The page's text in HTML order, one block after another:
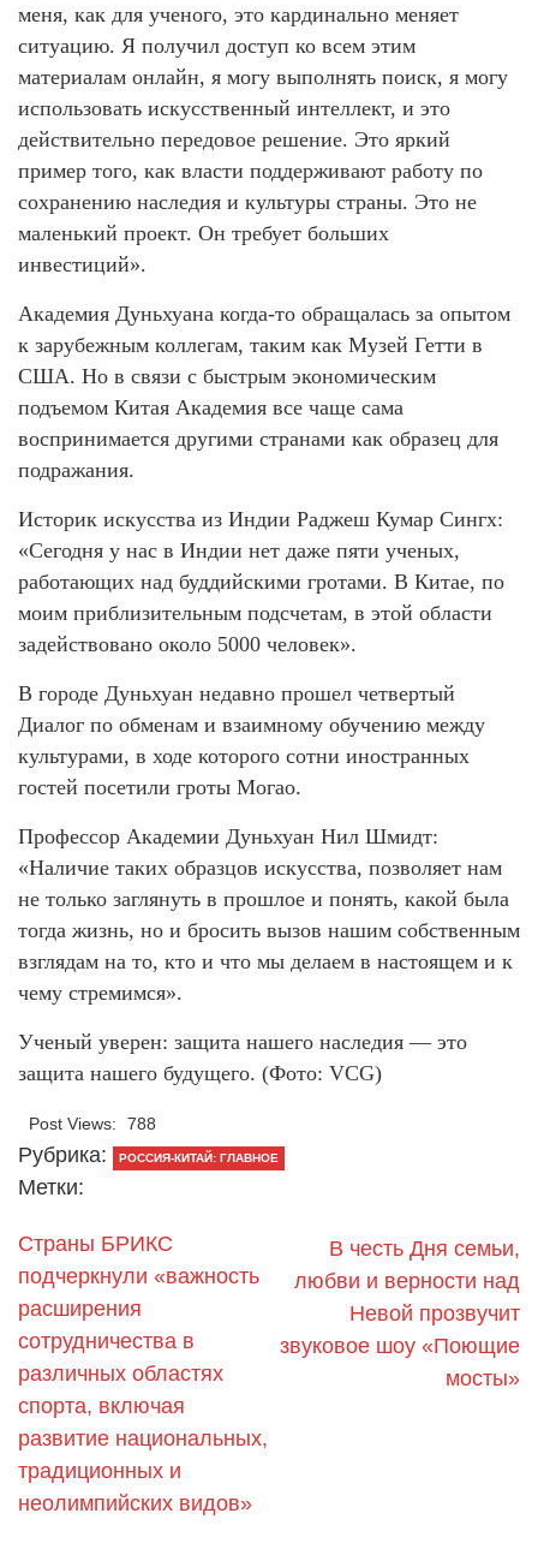
меня, как для ученого, это кардинально меняет
ситуацию. Я получил доступ ко всем этим
материалам онлайн, я могу выполнять поиск, я могу
использовать искусственный интеллект, и это
действительно передовое решение. Это яркий
пример того, как власти поддерживают работу по
сохранению наследия и культуры страны. Это не
маленький проект. Он требует больших
инвестиций».
Академия Дуньхуана когда-то обращалась за опытом
к зарубежным коллегам, таким как Музей Гетти в
США. Но в связи с быстрым экономическим
подъемом Китая Академия все чаще сама
воспринимается другими странами как образец для
подражания.
Историк искусства из Индии Раджеш Кумар Сингх:
«Сегодня у нас в Индии нет даже пяти ученых,
работающих над буддийскими гротами. В Китае, по
моим приблизительным подсчетам, в этой области
задействовано около 5000 человек».
В городе Дуньхуан недавно прошел четвертый
Диалог по обменам и взаимному обучению между
культурами, в ходе которого сотни иностранных
гостей посетили гроты Могао.
Профессор Академии Дуньхуан Нил Шмидт:
«Наличие таких образцов искусства, позволяет нам
не только заглянуть в прошлое и понять, какой была
тогда жизнь, но и бросить вызов нашим собственным
взглядам на то, кто и что мы делаем в настоящем и к
чему стремимся».
Ученый уверен: защита нашего наследия — это
защита нашего будущего. (Фото: VCG)
Post Views: 788
Рубрика: РОССИЯ-КИТАЙ: ГЛАВНОЕ
Метки:
Страны БРИКС
подчеркнули «важность
расширения
сотрудничества в
различных областях
спорта, включая
развитие национальных,
традиционных и
неолимпийских видов»
В честь Дня семьи,
любви и верности над
Невой прозвучит
звуковое шоу «Поющие
мосты»